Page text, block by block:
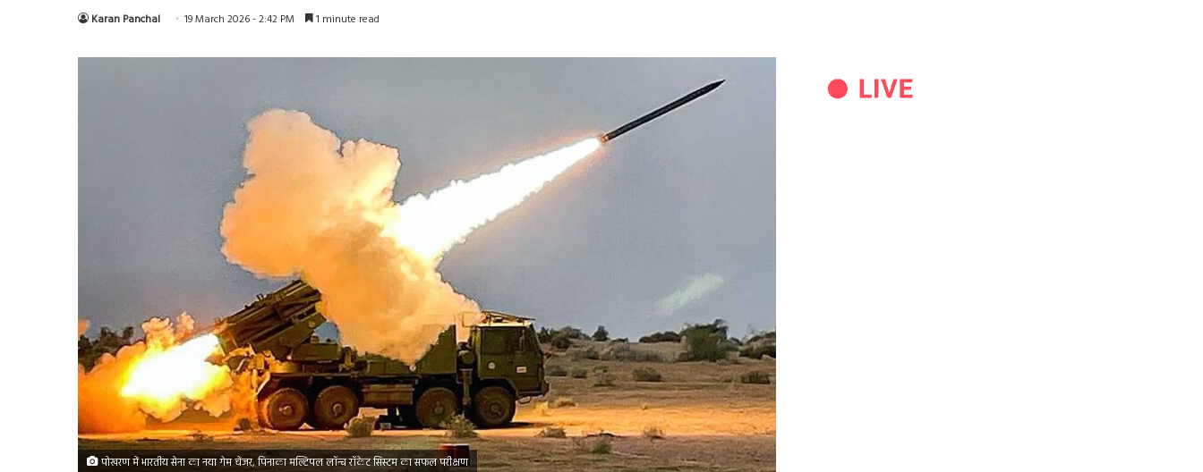
Karan Panchal 19 March 2026 - 2:42 PM 1 minute read
पोखरण में भारतीय सेना का नया गेम चेंजर, पिनाका मल्टिपल लॉन्च रॉकेट सिस्टम का सफल परीक्षण